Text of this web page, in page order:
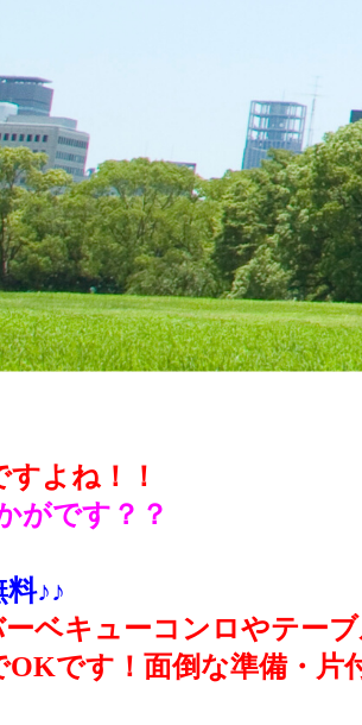
よね！！
がです？？
♪♪
ベキューコンロやテー
です！面倒な準備・片